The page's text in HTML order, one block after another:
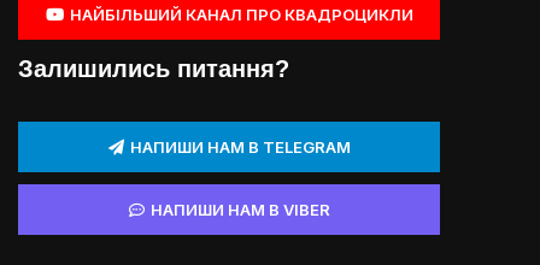
НАЙБІЛЬШИЙ КАНАЛ ПРО КВАДРОЦИКЛИ
Залишились питання?
НАПИШИ НАМ В TELEGRAM
НАПИШИ НАМ В VIBER